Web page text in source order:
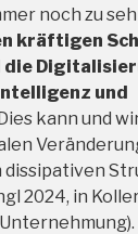
noch zu
kräftigen
die
und
kann und
dissipativen
2024, in